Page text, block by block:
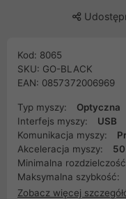
Kod: 8065
SKU: GO-BLACK
EAN: 0857372006969
Typ myszy:
Optyczna
Interfejs myszy:
USB
Komunikacja myszy:
Akceleracja myszy:
Minimalna
Maksymalna szybkość:
Zobacz więcej